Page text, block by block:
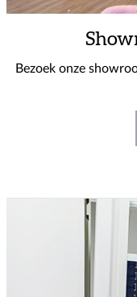
Bezoek onze